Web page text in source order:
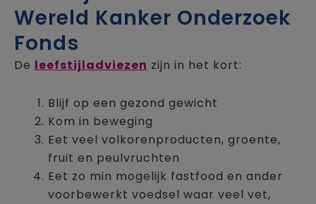
Wereld Kanker Onderzoek
Fonds
De leefstijladviezen zijn in het kort:
Blijf op een gezond gewicht
Kom in beweging
Eet veel volkorenproducten, groente,
fruit en peulvruchten
Eet zo min mogelijk fastfood en ander
voorbewerkt voedsel waar veel vet,